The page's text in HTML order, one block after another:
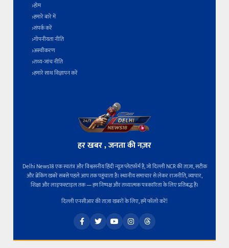
होम
हमारे बारे में
संपर्क करें
गोपनीयता नीति
अस्वीकरण
तथ्य-जांच नीति
हमारे साथ विज्ञापन करें
हर खबर , जनता की नज़र
Delhi News18 एक स्वतंत्र और विश्वसनीय हिंदी न्यूज़ प्लेटफ़ॉर्म है, जो दिल्ली NCR की ताज़ा, सटीक
और ब्रेकिंग खबरें सबसे पहले आप तक पहुंचाता है। स्थानीय समाचार से लेकर राजनीति, व्यापार,
शिक्षा और लाइफस्टाइल तक — हम निष्पक्ष और तथ्यात्मक पत्रकारिता के लिए प्रतिबद्ध हैं।
दिल्ली एनसीआर की ताज़ा खबरों के लिए, हमें फॉलो करें!